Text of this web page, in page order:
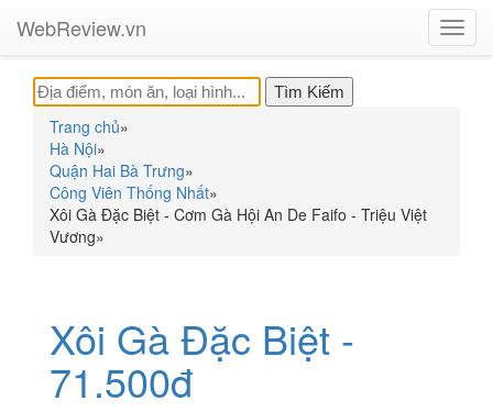
WebReview.vn
Trang chủ»
Hà Nội»
Quận Hai Bà Trưng»
Công Viên Thống Nhất»
Xôi Gà Đặc Biệt - Cơm Gà Hội An De Faifo - Triệu Việt
Vương»
Xôi Gà Đặc Biệt -
71.500đ